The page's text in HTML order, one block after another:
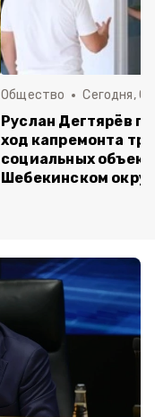
Общество Сегодня,
Руслан Дегтярёв
ход капремонта
социальных
Шебекинском